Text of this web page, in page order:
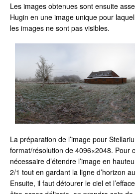
Les images obtenues sont ensuite
Hugin en une image unique pour
les images ne sont pas visibles.
La préparation de l’image pour
format/résolution de 4096×2048. Pour
nécessaire d’étendre l’image en
2/1 tout en gardant la ligne d’horizon
Ensuite, il faut détourer le ciel et